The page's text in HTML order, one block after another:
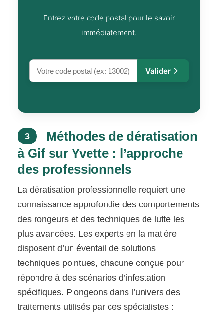
Entrez votre code postal pour le savoir
immédiatement.
Valider
3
Méthodes de dératisation
à Gif sur Yvette : l’approche
des professionnels
La dératisation professionnelle requiert une
connaissance approfondie des comportements
des rongeurs et des techniques de lutte les
plus avancées. Les experts en la matière
disposent d’un éventail de solutions
techniques pointues, chacune conçue pour
répondre à des scénarios d’infestation
spécifiques. Plongeons dans l’univers des
traitements utilisés par ces spécialistes :